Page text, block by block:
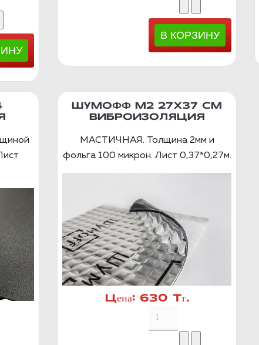
ШУМОФФ М2 27X37 СМ
ВИБРОИЗОЛЯЦИЯ
МАСТИЧНАЯ. Толщина 2мм и
фольга 100 микрон. Лист 0,37*0,27м.
Цена: 630 Тг.